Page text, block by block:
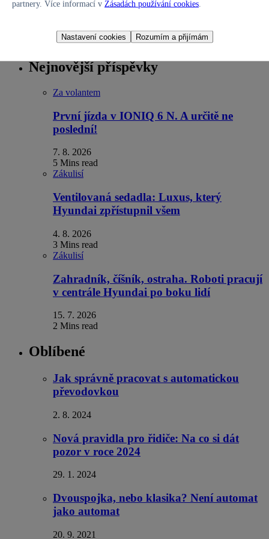
26. 11. 2020
Hyundai i30 kombi je vůbec poprvé k mání i ve sportovně střižené
verzi N Line, která z něj dělá ještě komplexnější auto. Projeli jsme…
Nejnovější příspěvky
Za volantem
První jízda v IONIQ 6 N. A určitě ne
poslední!
7. 8. 2026
5 Mins read
Zákulisí
Ventilovaná sedadla: Luxus, který
Hyundai zpřístupnil všem
4. 8. 2026
3 Mins read
Zákulisí
Zahradník, číšník, ostraha. Roboti pracují
v centrále Hyundai po boku lidí
15. 7. 2026
2 Mins read
Oblíbené
Jak správně pracovat s automatickou
převodovkou
2. 8. 2024
Nová pravidla pro řidiče: Na co si dát
pozor v roce 2024
29. 1. 2024
Dvouspojka, nebo klasika? Není automat
jako automat
20. 9. 2021
partnery. Více informací v Zásadách používání cookies
Nastavení cookies Rozumím a přijímám